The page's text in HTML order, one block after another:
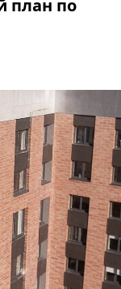
план по